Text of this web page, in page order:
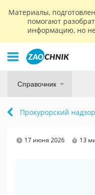
Материалы,
помогают
информацию, но
Справочник
Прокурорский надзор
17 июня 2026 13